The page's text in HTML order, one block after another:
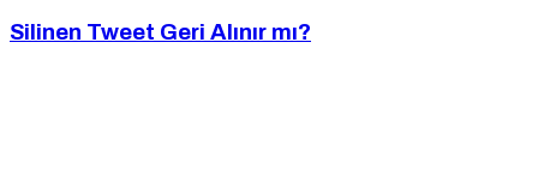
Silinen Tweet Geri Alınır mı?